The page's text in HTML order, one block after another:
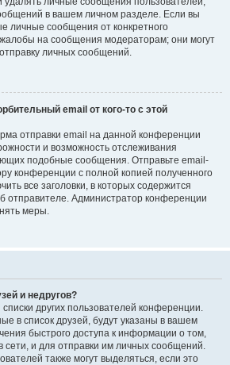
в вашем личном разделе. Если вы
личные сообщения от конкретного
на сообщения модераторам; они могут
личных сообщений.
email от кого-то с этой
отправки email на данной конференции
и возможность отслеживания
подобные сообщения. Отправьте email-
конференции с полной копией полученного
все заголовки, в которых содержится
отправителе. Администратор конференции
меры.
и недругов?
других пользователей конференции.
в список друзей, будут указаны в вашем
быстрого доступа к информации о том,
сети, и для отправки им личных сообщений.
также могут выделяться, если это